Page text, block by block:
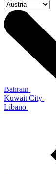
Bahrain
Kuwait City
Libano